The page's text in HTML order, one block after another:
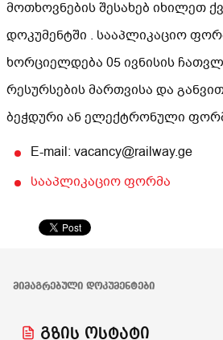
მოთხოვნების შესახებ იხილეთ
დოკუმენტში . სააპლიკაციო
ხორციელდება 05 ივნისის
რესურსების მართვისა და
ბეჭდური ან ელექტრონული
E-mail: vacancy@railway.ge
სააპლიკაციო ფორმა
ᲛᲘᲛᲐᲒᲠᲔᲑᲣᲚᲘ ᲓᲝᲙᲣᲛᲔᲜᲢᲔᲑᲘ
გზის ოსტატი